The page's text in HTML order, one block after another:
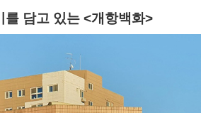
를 담고 있는 <개항백화>